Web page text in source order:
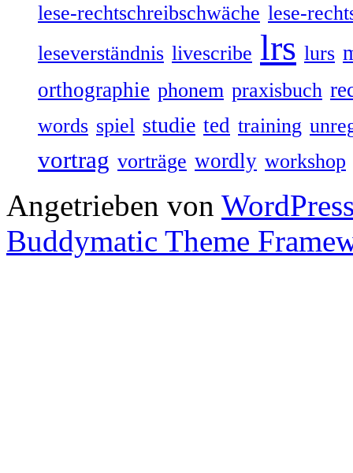
lese-rechtschreibschwäche lese-
leseverständnis livescribe lrs lurs
orthographie phonem praxisbuch
words spiel studie ted training
vortrag vorträge wordly workshop
Angetrieben von
Buddymatic Theme